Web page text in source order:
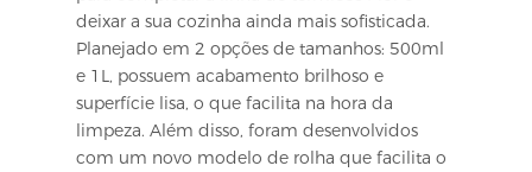
deixar a sua cozinha ainda mais sofisticada.
Planejado em 2 opções de tamanhos: 500ml
e 1L, possuem acabamento brilhoso e
superfície lisa, o que facilita na hora da
limpeza. Além disso, foram desenvolvidos
com um novo modelo de rolha que facilita o